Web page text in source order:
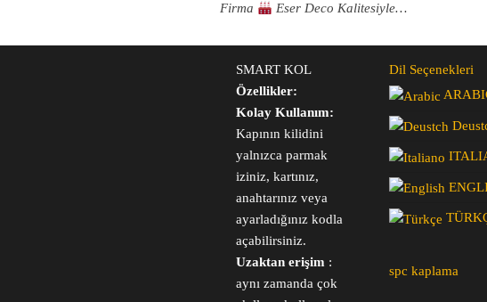
Firma
Eser Deco Kalitesiyle…
SMART KOL
Özellikler:
Kolay Kullanım:
Kapının kilidini
yalnızca parmak
iziniz, kartınız,
anahtarınız veya
ayarladığınız kodla
açabilirsiniz.
Uzaktan erişim :
aynı zamanda çok
Dil Seçenekleri
spc kaplama